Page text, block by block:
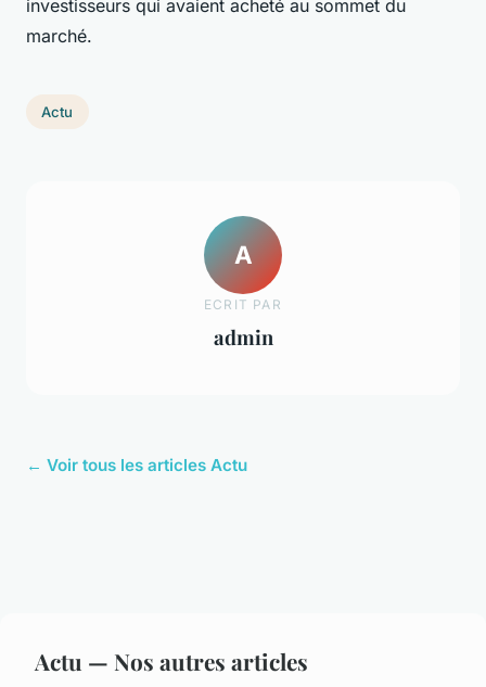
investisseurs qui avaient acheté au sommet du
marché.
Actu
A
ECRIT PAR
admin
← Voir tous les articles Actu
Actu — Nos autres articles